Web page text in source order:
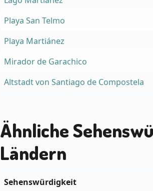
Playa San Telmo
Playa Martiánez
Mirador de Garachico
Altstadt von Santiago de Compostela
Ähnliche
Ländern
Sehenswürdigkeit